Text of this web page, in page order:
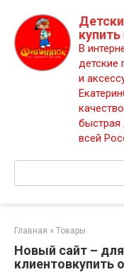
контенту
купить
В
детские
и
быстрая
всей
Поиск:
Главная » Товары
Новый сайт –
клиентовкупить